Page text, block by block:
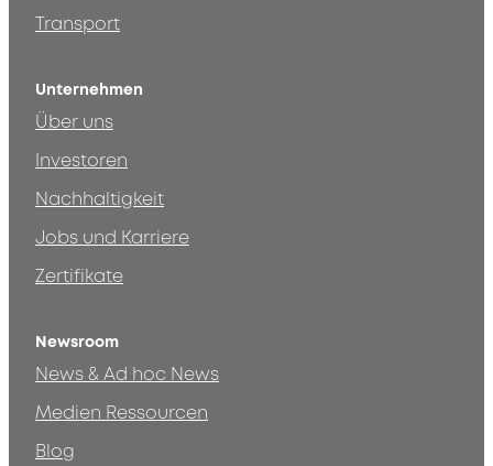
Transport
Unternehmen
Über uns
Investoren
Nachhaltigkeit
Jobs und Karriere
Zertifikate
Newsroom
News & Ad hoc News
Medien Ressourcen
Blog